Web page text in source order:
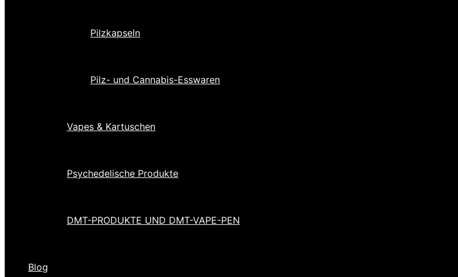
Pilzkapseln
Pilz- und Cannabis-Esswaren
Vapes & Kartuschen
Psychedelische Produkte
DMT-PRODUKTE UND DMT-VAPE-PEN
Blog